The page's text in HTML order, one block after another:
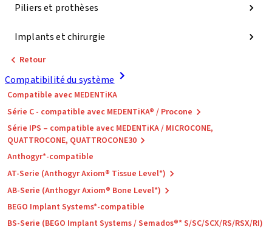
Piliers et prothèses
Implants et chirurgie
Retour
Compatibilité du système
Compatible avec MEDENTiKA
Série C - compatible avec MEDENTiKA® / Procone
Série IPS – compatible avec MEDENTiKA / MICROCONE,
QUATTROCONE, QUATTROCONE30
Anthogyr*-compatible
AT-Serie (Anthogyr Axiom® Tissue Level*)
AB-Serie (Anthogyr Axiom® Bone Level*)
BEGO Implant Systems*-compatible
BS-Serie (BEGO Implant Systems / Semados®* S/SC/SCX/RS/RSX/RI)